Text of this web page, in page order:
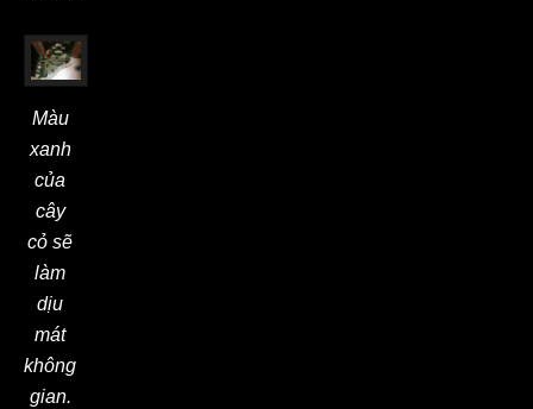
Màu
xanh
của
cây
cỏ sẽ
làm
dịu
mát
không
gian.